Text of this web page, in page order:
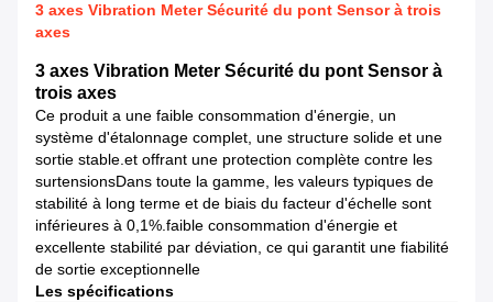
3 axes Vibration Meter Sécurité du pont Sensor à trois
axes
3 axes Vibration Meter Sécurité du pont Sensor à
trois axes
Ce produit a une faible consommation d'énergie, un
système d'étalonnage complet, une structure solide et une
sortie stable.et offrant une protection complète contre les
surtensionsDans toute la gamme, les valeurs typiques de
stabilité à long terme et de biais du facteur d'échelle sont
inférieures à 0,1%.faible consommation d'énergie et
excellente stabilité par déviation, ce qui garantit une fiabilité
de sortie exceptionnelle
Les spécifications